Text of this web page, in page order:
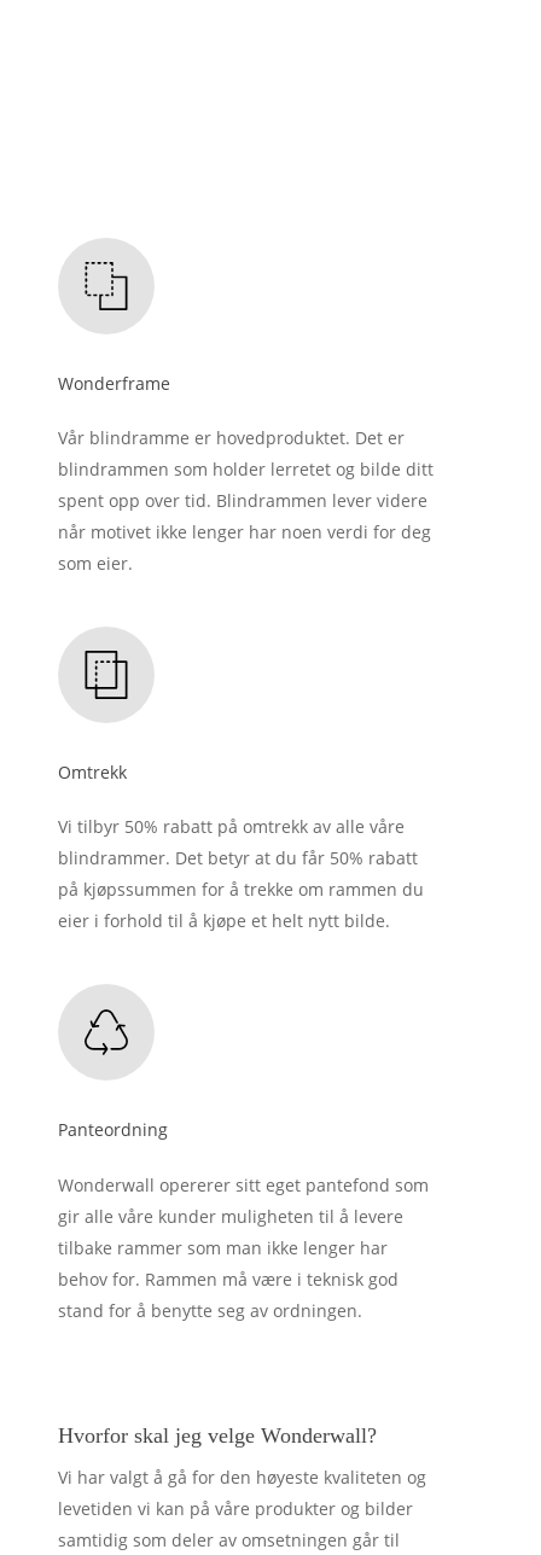
Wonderframe
Vår blindramme er hovedproduktet. Det er
blindrammen som holder lerretet og bilde ditt
spent opp over tid. Blindrammen lever videre
når motivet ikke lenger har noen verdi for deg
som eier.
Omtrekk
Vi tilbyr 50% rabatt på omtrekk av alle våre
blindrammer. Det betyr at du får 50% rabatt
på kjøpssummen for å trekke om rammen du
eier i forhold til å kjøpe et helt nytt bilde.
Panteordning
Wonderwall opererer sitt eget pantefond som
gir alle våre kunder muligheten til å levere
tilbake rammer som man ikke lenger har
behov for. Rammen må være i teknisk god
stand for å benytte seg av ordningen.
Hvorfor skal jeg velge Wonderwall?
Vi har valgt å gå for den høyeste kvaliteten og
levetiden vi kan på våre produkter og bilder
samtidig som deler av omsetningen går til